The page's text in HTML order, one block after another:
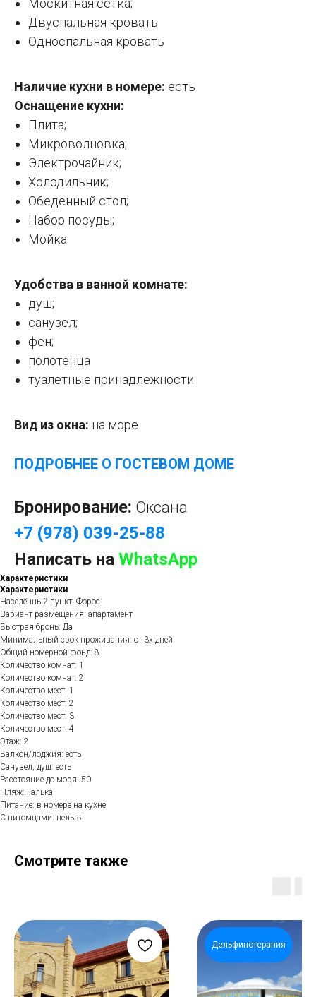
Москитная сетка;
Двуспальная кровать
Односпальная кровать
Наличие кухни в номере: есть
Оснащение кухни:
Плита;
Микроволновка;
Электрочайник;
Холодильник;
Обеденный стол;
Набор посуды;
Мойка
Удобства в ванной комнате:
душ;
санузел;
фен;
полотенца
туалетные принадлежности
Вид из окна: на море
ПОДРОБНЕЕ О ГОСТЕВОМ ДОМЕ
Бронирование: Оксана
+7 (978) 039-25-88
Написать на WhatsApp
Характеристики
Характеристики
Населённый пункт: Форос
Вариант размещения: апартамент
Быстрая бронь: Да
Минимальный срок проживания: от 3х дней
Общий номерной фонд: 8
Количество комнат: 1
Количество комнат: 2
Количество мест: 1
Количество мест: 2
Количество мест: 3
Количество мест: 4
Этаж: 2
Балкон/лоджия: есть
Санузел, душ: есть
Расстояние до моря: 50
Пляж: Галька
Питание: в номере на кухне
С питомцами: нельзя
Смотрите также
Дельфинотерапия